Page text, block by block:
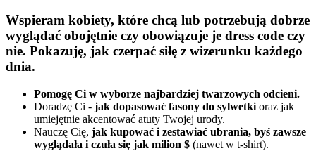
Wspieram kobiety, które chcą lub potrzebują dobrze
wyglądać obojętnie czy obowiązuje je dress code czy
nie. Pokazuję, jak czerpać siłę z wizerunku każdego
dnia.
Pomogę Ci w wyborze najbardziej twarzowych odcieni.
Doradzę Ci - jak dopasować fasony do sylwetki oraz jak
umiejętnie akcentować atuty Twojej urody.
Nauczę Cię, jak kupować i zestawiać ubrania, byś zawsze
wyglądała i czuła się jak milion $ (nawet w t-shirt).